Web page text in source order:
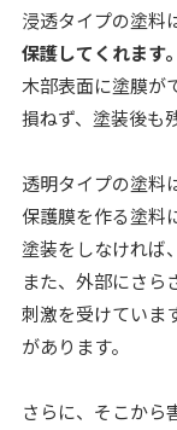
浸透タイプの塗料
保護してくれます。
木部表面に塗膜が
損ねず、塗装後も
透明タイプの塗料
保護膜を作る塗料
塗装をしなければ
また、外部にさら
刺激を受けていま
があります。
さらに、そこから